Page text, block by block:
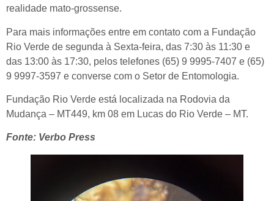
realidade mato-grossense.
Para mais informações entre em contato com a Fundação
Rio Verde de segunda à Sexta-feira, das 7:30 às 11:30 e
das 13:00 às 17:30, pelos telefones (65) 9 9995-7407 e (65)
9 9997-3597 e converse com o Setor de Entomologia.
Fundação Rio Verde está localizada na Rodovia da
Mudança – MT449, km 08 em Lucas do Rio Verde – MT.
Fonte: Verbo Press